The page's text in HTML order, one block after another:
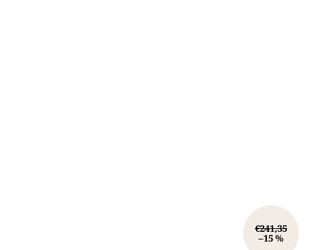
€241,35
–15 %